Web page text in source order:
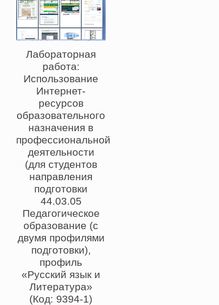
Лабораторная
работа:
Использование
Интернет-
ресурсов
образовательного
назначения в
профессиональной
деятельности
(для студентов
направления
подготовки
44.03.05
Педагогическое
образование (с
двумя профилями
подготовки),
профиль
«Русский язык и
Литература»
(Код: 9394-1)